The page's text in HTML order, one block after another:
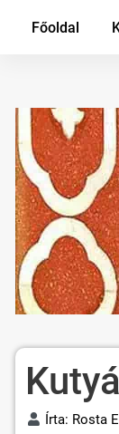
Főoldal
Írta: Rosta